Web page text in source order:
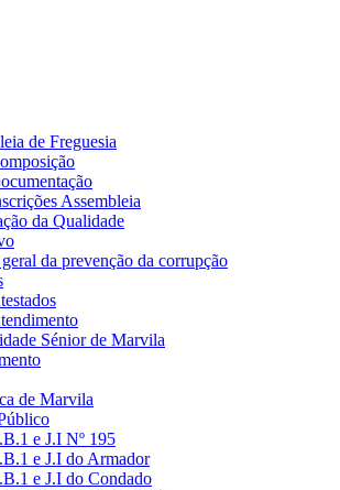
de Freguesia
Assembleia
da Qualidade
da prevenção da corrupção
Sénior de Marvila
de Marvila
e J.I Nº 195
e J.I do Armador
e J.I do Condado